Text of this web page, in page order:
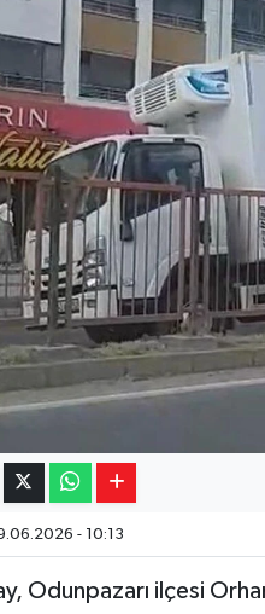
- 10:13
Odunpazarı ilçesi